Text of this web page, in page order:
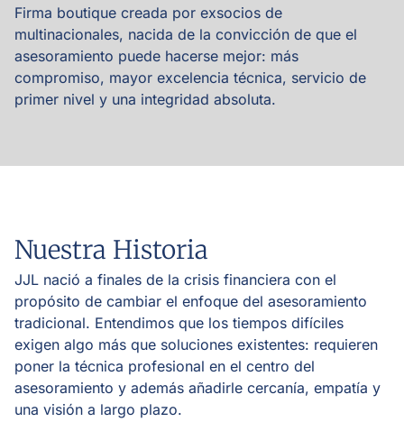
Firma boutique creada por exsocios de
multinacionales, nacida de la convicción de que el
asesoramiento puede hacerse mejor: más
compromiso, mayor excelencia técnica, servicio de
primer nivel y una integridad absoluta.
Nuestra Historia
JJL nació a finales de la crisis financiera con el
propósito de cambiar el enfoque del asesoramiento
tradicional. Entendimos que los tiempos difíciles
exigen algo más que soluciones existentes: requieren
poner la técnica profesional en el centro del
asesoramiento y además añadirle cercanía, empatía y
una visión a largo plazo.